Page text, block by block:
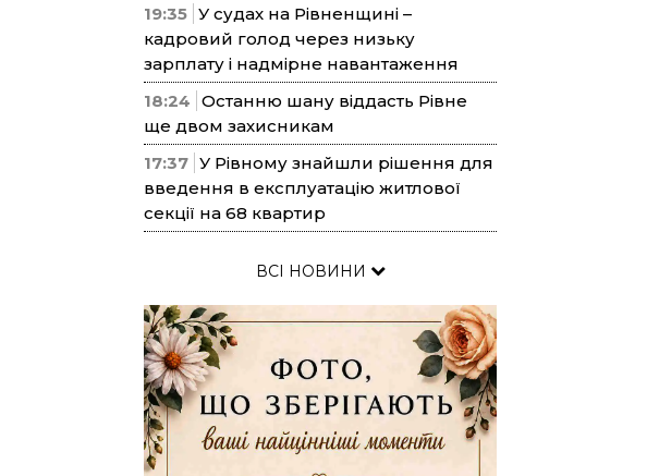
19:35 У судах на Рівненщині –
кадровий голод через низьку
зарплату і надмірне навантаження
18:24 Останню шану віддасть Рівне
ще двом захисникам
17:37 У Рівному знайшли рішення для
введення в експлуатацію житлової
секції на 68 квартир
ВСІ НОВИНИ